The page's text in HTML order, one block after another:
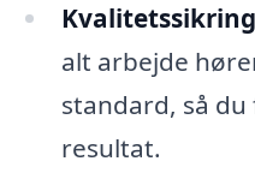
Kvalitetssikring
alt arbejde
standard, så
resultat.